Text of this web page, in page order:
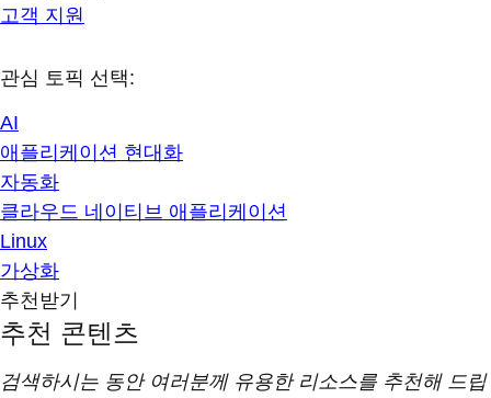
고객 지원
관심 토픽 선택:
AI
애플리케이션 현대화
자동화
클라우드 네이티브 애플리케이션
Linux
가상화
추천받기
추천 콘텐츠
검색하시는 동안 여러분께 유용한 리소스를 추천해 드립